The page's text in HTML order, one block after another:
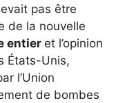
pas être
de la nouvelle
entier et l’opinion
États-Unis,
l’Union
de bombes